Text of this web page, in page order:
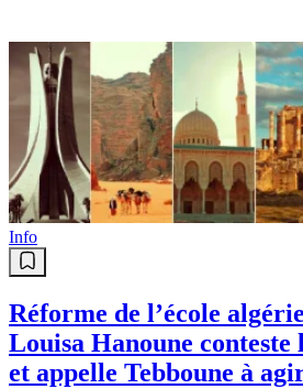
Info
Réforme de l’école
Louisa Hanoune conteste
et appelle Tebboune à